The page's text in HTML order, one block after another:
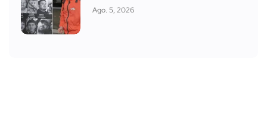
Ago. 5, 2026